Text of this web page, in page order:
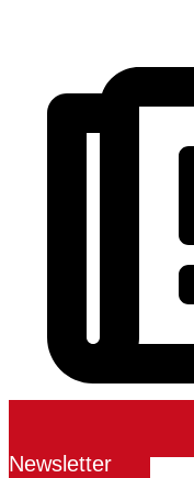
Newsletter